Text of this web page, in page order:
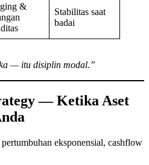
&
Stabilitas saat
badai
— itu disiplin modal.”
— Ketika Aset
eksponensial, cashflow